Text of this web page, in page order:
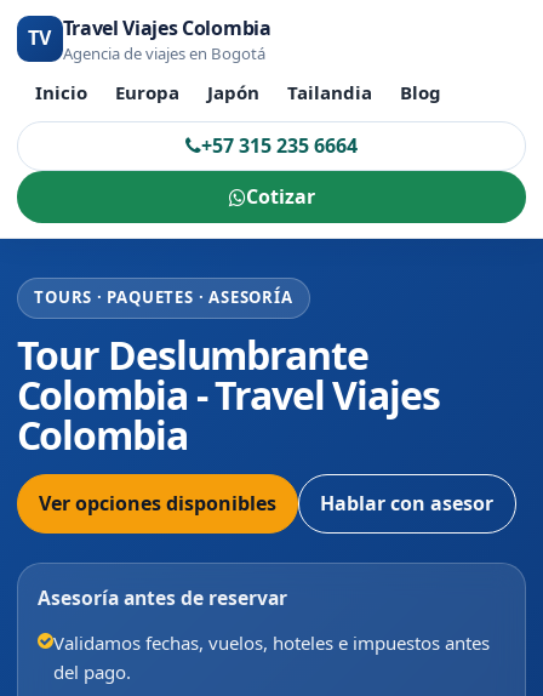
TV Travel Viajes Colombia
Agencia de viajes en Bogotá
Inicio Europa Japón Tailandia Blog
+57 315 235 6664
Cotizar
TOURS · PAQUETES · ASESORÍA
Tour Deslumbrante
Colombia - Travel Viajes
Colombia
Ver opciones disponibles Hablar con asesor
Asesoría antes de reservar
Validamos fechas, vuelos, hoteles e impuestos antes
del pago.